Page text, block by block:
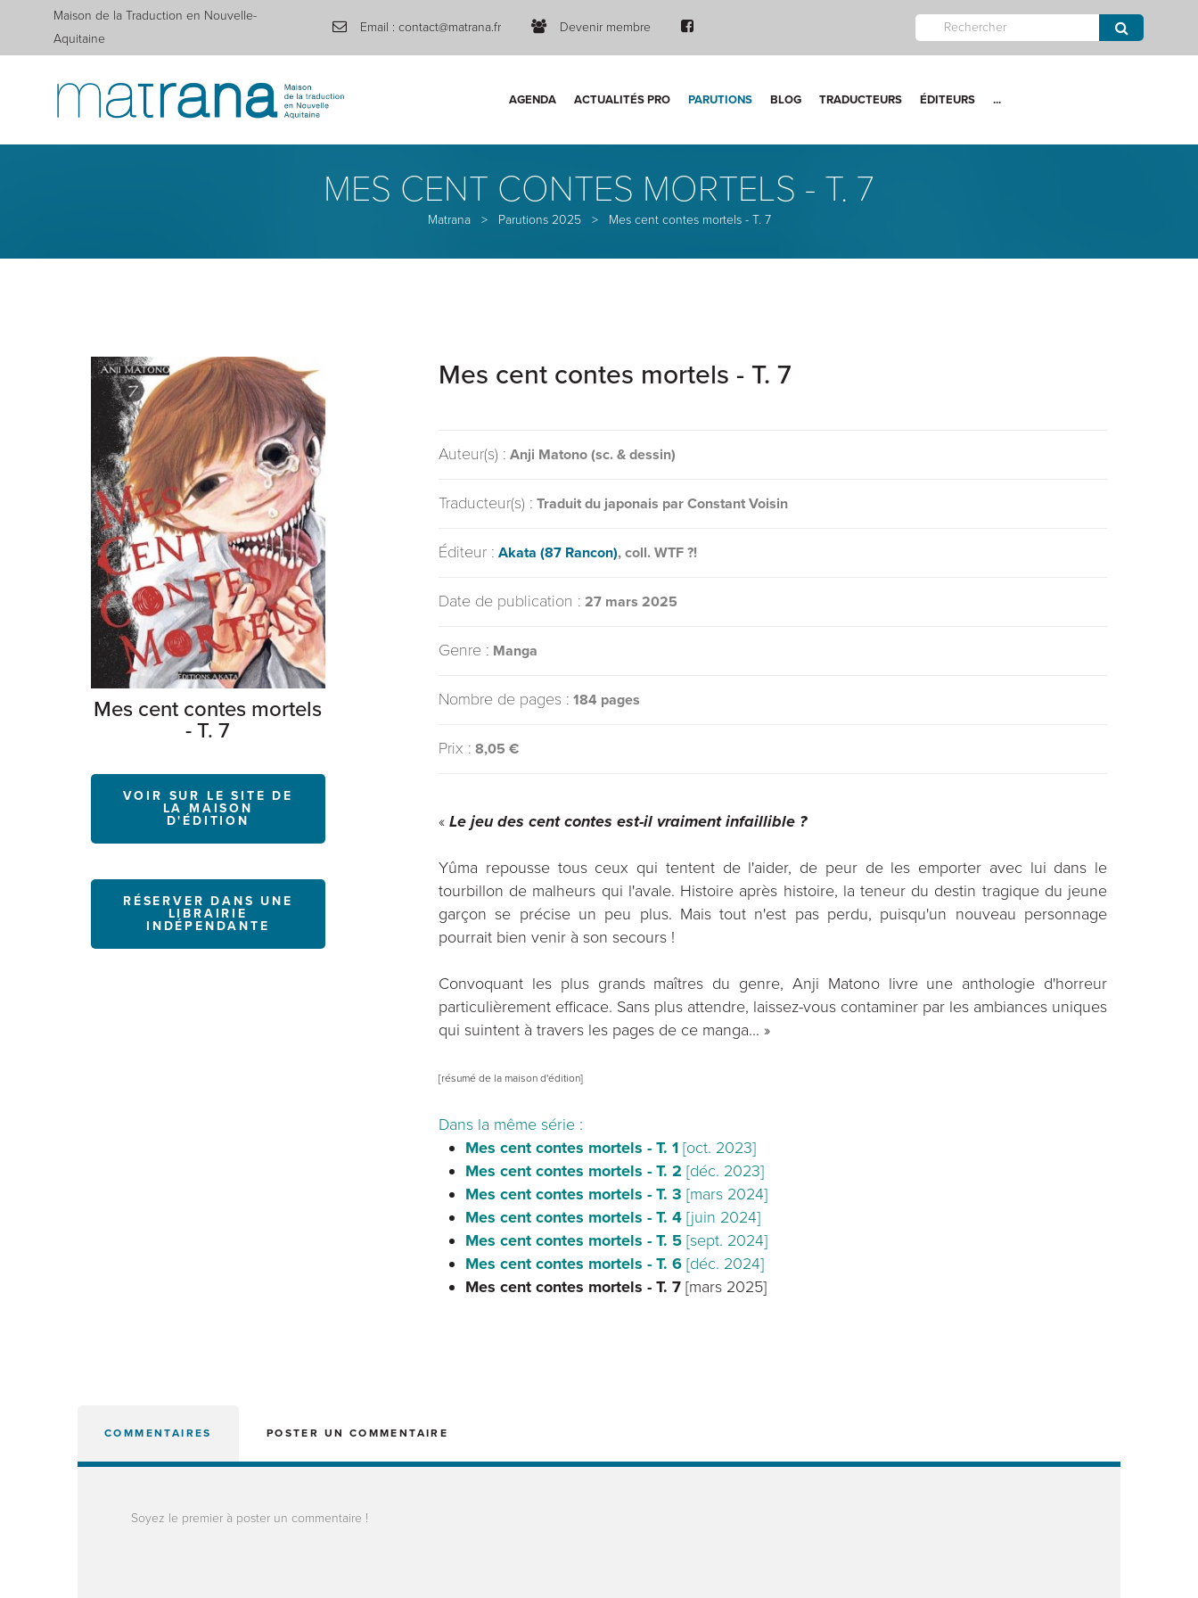
Maison de la Traduction en Nouvelle-
Aquitaine
Email : contact@matrana.fr Devenir membre
AGENDA ACTUALITÉS PRO PARUTIONS BLOG TRADUCTEURS ÉDITEURS ...
MES CENT CONTES MORTELS - T. 7
Matrana> Parutions 2025 > Mes cent contes mortels - T. 7
Mes cent contes mortels
- T. 7
VOIR SUR LE SITE DE
LA MAISON
D'ÉDITION
RÉSERVER DANS UNE
LIBRAIRIE
INDÉPENDANTE
Mes cent contes mortels - T. 7
Auteur(s) : Anji Matono (sc. & dessin)
Traducteur(s) : Traduit du japonais par Constant Voisin
Éditeur : Akata (87 Rancon), coll. WTF ?!
Date de publication : 27 mars 2025
Genre : Manga
Nombre de pages : 184 pages
Prix : 8,05 €
« Le jeu des cent contes est-il vraiment infaillible ?
Yûma repousse tous ceux qui tentent de l'aider, de peur de les emporter avec lui dans le
tourbillon de malheurs qui l'avale. Histoire après histoire, la teneur du destin tragique du jeune
garçon se précise un peu plus. Mais tout n'est pas perdu, puisqu'un nouveau personnage
pourrait bien venir à son secours !
Convoquant les plus grands maîtres du genre, Anji Matono livre une anthologie d'horreur
particulièrement efficace. Sans plus attendre, laissez-vous contaminer par les ambiances uniques
qui suintent à travers les pages de ce manga... »
[résumé de la maison d'édition]
Dans la même série :
Mes cent contes mortels - T. 1 [oct. 2023]
Mes cent contes mortels - T. 2 [déc. 2023]
Mes cent contes mortels - T. 3 [mars 2024]
Mes cent contes mortels - T. 4 [juin 2024]
Mes cent contes mortels - T. 5 [sept. 2024]
Mes cent contes mortels - T. 6 [déc. 2024]
Mes cent contes mortels - T. 7 [mars 2025]
COMMENTAIRES POSTER UN COMMENTAIRE
Soyez le premier à poster un commentaire !